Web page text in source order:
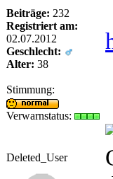
Beiträge: 232
Registriert am:
02.07.2012
Geschlecht:
Alter: 38
Stimmung:
Verwarnstatus:
Deleted_User